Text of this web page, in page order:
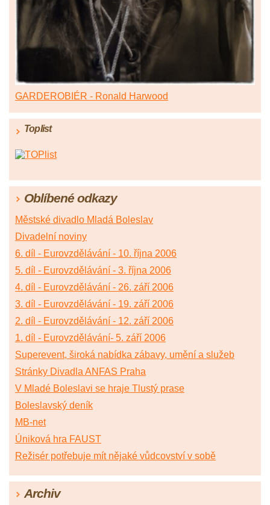
GARDEROBIÉR - Ronald Harwood
Toplist
Oblíbené odkazy
Městské divadlo Mladá Boleslav
Divadelní noviny
6. díl - Eurovzdělávání - 10. října 2006
5. díl - Eurovzdělávání - 3. října 2006
4. díl - Eurovzdělávání - 26. září 2006
3. díl - Eurovzdělávání - 19. září 2006
2. díl - Eurovzdělávání - 12. září 2006
1. díl - Eurovzdělávání- 5. září 2006
Superevent, široká nabídka zábavy, umění a služeb
Stránky Divadla ANFAS Praha
V Mladé Boleslavi se hraje Tlustý prase
Boleslavský deník
MB-net
Úniková hra FAUST
Režisér potřebuje mít nějaké vůdcovství v sobě
Archiv